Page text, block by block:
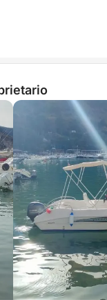
che la barca sia
preoccuparci
L'impiegato ci
avrebbero
finché non
quando abbiamo
chiamare la
la carta
spiacevole.